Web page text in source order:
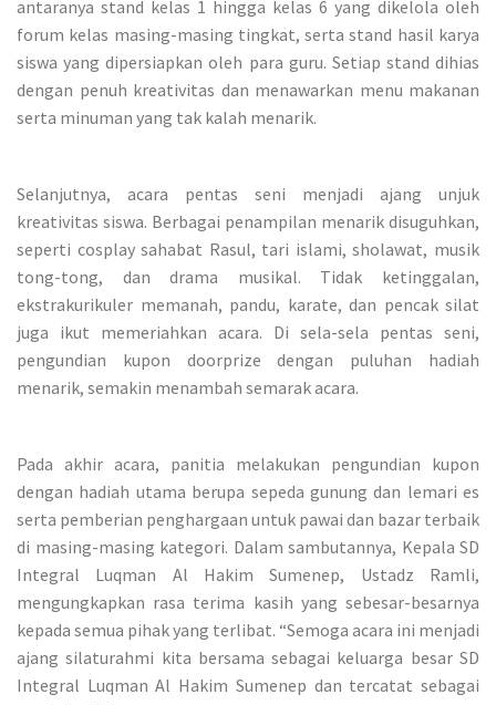
antaranya stand kelas 1 hingga kelas 6 yang dikelola oleh
forum kelas masing-masing tingkat, serta stand hasil karya
siswa yang dipersiapkan oleh para guru. Setiap stand dihias
dengan penuh kreativitas dan menawarkan menu makanan
serta minuman yang tak kalah menarik.
Selanjutnya, acara pentas seni menjadi ajang unjuk
kreativitas siswa. Berbagai penampilan menarik disuguhkan,
seperti cosplay sahabat Rasul, tari islami, sholawat, musik
tong-tong, dan drama musikal. Tidak ketinggalan,
ekstrakurikuler memanah, pandu, karate, dan pencak silat
juga ikut memeriahkan acara. Di sela-sela pentas seni,
pengundian kupon doorprize dengan puluhan hadiah
menarik, semakin menambah semarak acara.
Pada akhir acara, panitia melakukan pengundian kupon
dengan hadiah utama berupa sepeda gunung dan lemari es
serta pemberian penghargaan untuk pawai dan bazar terbaik
di masing-masing kategori. Dalam sambutannya, Kepala SD
Integral Luqman Al Hakim Sumenep, Ustadz Ramli,
mengungkapkan rasa terima kasih yang sebesar-besarnya
kepada semua pihak yang terlibat. “Semoga acara ini menjadi
ajang silaturahmi kita bersama sebagai keluarga besar SD
Integral Luqman Al Hakim Sumenep dan tercatat sebagai